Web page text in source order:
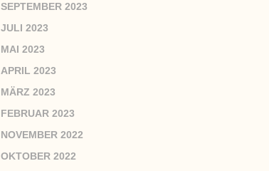
SEPTEMBER 2023
JULI 2023
MAI 2023
APRIL 2023
MÄRZ 2023
FEBRUAR 2023
NOVEMBER 2022
OKTOBER 2022